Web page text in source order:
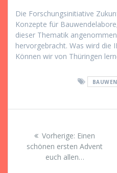
Die Forschungsinitiative
Konzepte für
dieser Thematik
hervorgebracht. Was wird die
Können wir von Thüringen
Vorherige: Vorheriger
Beitrag:
Einen
schönen ersten Advent
euch allen…